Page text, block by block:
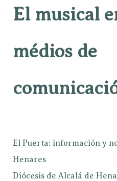
El musical
médios de
El Puerta: información y
Henares
Diócesis de Alcalá de